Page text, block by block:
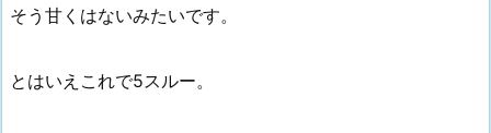
そう甘くはないみたいです。
とはいえこれで5スルー。